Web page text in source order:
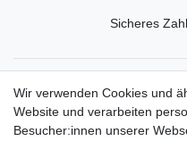
Sicheres
Wir verwenden Cookies und
Website und verarbeiten
Besucher:innen unserer